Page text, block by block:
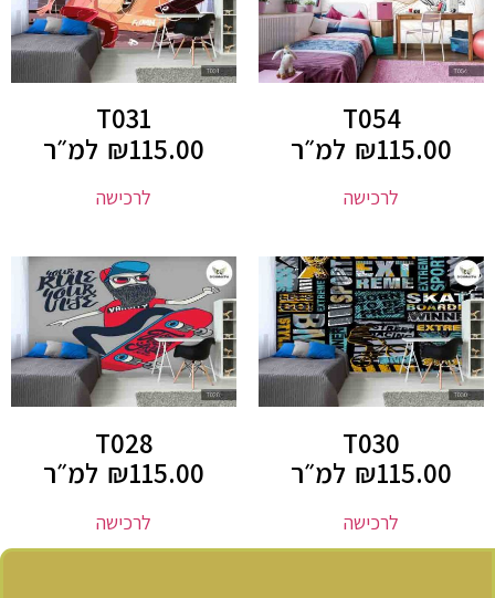
T054
₪115.00 למ״ר
לרכישה
T031
₪115.00 למ״ר
לרכישה
T030
₪115.00 למ״ר
לרכישה
T028
₪115.00 למ״ר
לרכישה